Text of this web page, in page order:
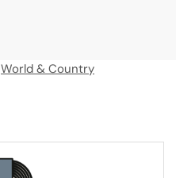
World & Country